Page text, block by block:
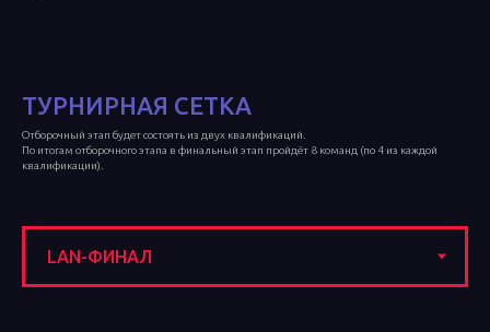
ТУРНИРНАЯ СЕТКА
Отборочный этап будет состоять из двух квалификаций.
По итогам отборочного этапа в финальный этап пройдёт 8 команд (по 4 из каждой
квалификации).